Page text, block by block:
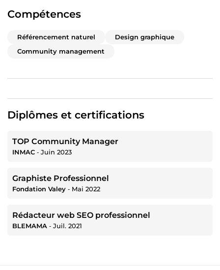
Compétences
Référencement naturel
Design graphique
Community management
Diplômes et certifications
TOP Community Manager
INMAC ‐ Juin 2023
Graphiste Professionnel
Fondation Valey ‐ Mai 2022
Rédacteur web SEO professionnel
BLEMAMA ‐ Juil. 2021